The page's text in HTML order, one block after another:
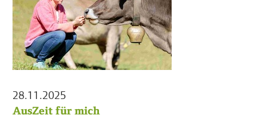
28.11.2025
AusZeit für mich